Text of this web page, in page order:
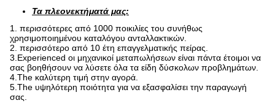
Τα πλεονεκτήματά μας:
1. περισσότερες από 1000 ποικιλίες του συνήθως
χρησιμοποιημένου καταλόγου ανταλλακτικών.
2. περισσότερο από 10 έτη επαγγελματικής πείρας.
3.Experienced οι μηχανικοί μεταπωλήσεων είναι πάντα έτοιμοι να
σας βοηθήσουν να λύσετε όλα τα είδη δύσκολων προβλημάτων.
4.The καλύτερη τιμή στην αγορά.
5.The υψηλότερη ποιότητα για να εξασφαλίσει την παραγωγή
σας.